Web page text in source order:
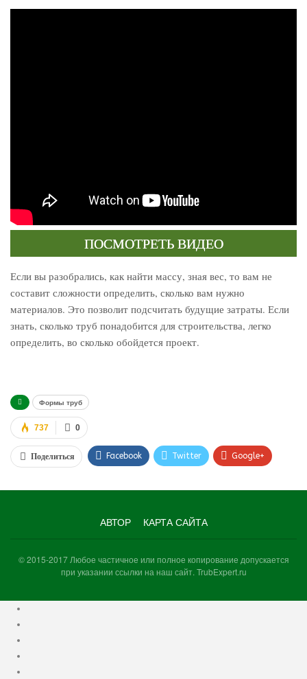
ПОСМОТРЕТЬ ВИДЕО
Если вы разобрались, как найти массу, зная вес, то вам не
составит сложности определить, сколько вам нужно
материалов. Это позволит подсчитать будущие затраты. Если
знать, сколько труб понадобится для строительства, легко
определить, во сколько обойдется проект.
Формы труб
0
737
Поделиться Facebook Twitter Google+
АВТОР КАРТА САЙТА
© 2015-2017 Любое частичное или полное копирование допускается
при указании ссылки на наш сайт. TrubExpert.ru